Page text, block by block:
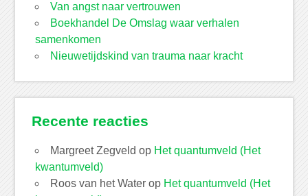
Van angst naar vertrouwen
Boekhandel De Omslag waar verhalen
samenkomen
Nieuwetijdskind van trauma naar kracht
Recente reacties
Margreet Zegveld op Het quantumveld (Het
kwantumveld)
Roos van het Waterop Het quantumveld (Het